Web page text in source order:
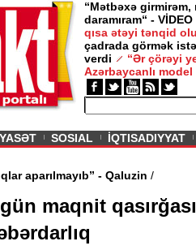
“Mətbəxə girmirəm,
daramıram“ - VİDEO
qısa ətəyi tənqid
çadrada görmək
verdi
“Ər çörəyi
Azərbaycanlı model
SOSIAL İQTISADIYYAT
aparılmayıb” - Qaluzin
maqnit